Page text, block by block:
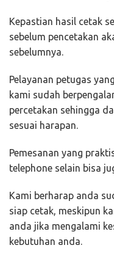
Kepastian hasil cetak
sebelum pencetakan
sebelumnya.
Pelayanan petugas
kami sudah
percetakan sehingga
sesuai harapan.
Pemesanan yang
telephone selain bisa
Kami berharap anda
siap cetak, meskipun
anda jika mengalami
kebutuhan anda.